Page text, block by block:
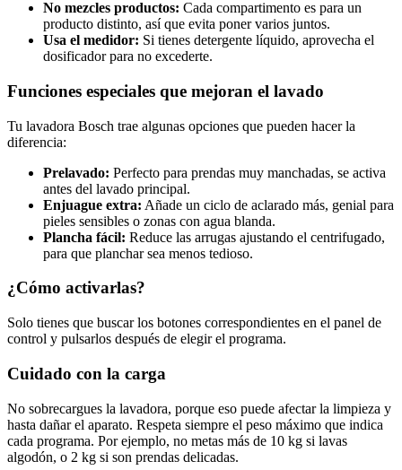
No mezcles productos: Cada compartimento es para un
producto distinto, así que evita poner varios juntos.
Usa el medidor: Si tienes detergente líquido, aprovecha el
dosificador para no excederte.
Funciones especiales que mejoran el lavado
Tu lavadora Bosch trae algunas opciones que pueden hacer la
diferencia:
Prelavado: Perfecto para prendas muy manchadas, se activa
antes del lavado principal.
Enjuague extra: Añade un ciclo de aclarado más, genial para
pieles sensibles o zonas con agua blanda.
Plancha fácil: Reduce las arrugas ajustando el centrifugado,
para que planchar sea menos tedioso.
¿Cómo activarlas?
Solo tienes que buscar los botones correspondientes en el panel de
control y pulsarlos después de elegir el programa.
Cuidado con la carga
No sobrecargues la lavadora, porque eso puede afectar la limpieza y
hasta dañar el aparato. Respeta siempre el peso máximo que indica
cada programa. Por ejemplo, no metas más de 10 kg si lavas
algodón, o 2 kg si son prendas delicadas.